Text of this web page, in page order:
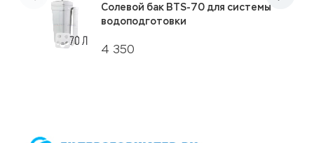
4 350
Солевой бак BTS-70 для системы
водоподготовки